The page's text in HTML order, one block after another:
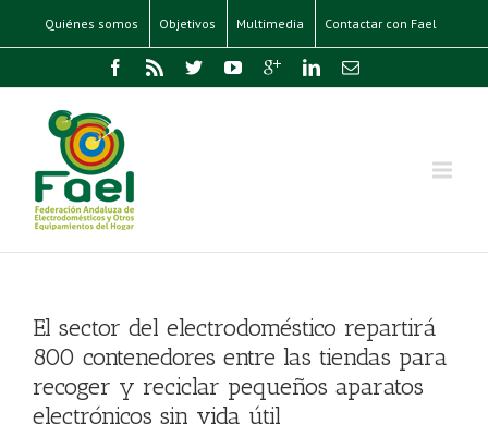
Quiénes somos Objetivos Multimedia Contactar con Fael
El sector del electrodoméstico repartirá
800 contenedores entre las tiendas para
recoger y reciclar pequeños aparatos
electrónicos sin vida útil